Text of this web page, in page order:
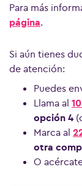
Para más
página.
Si aún tienes
de atención:
Puedes
Llama al
opción 4
Marca al
otra
O